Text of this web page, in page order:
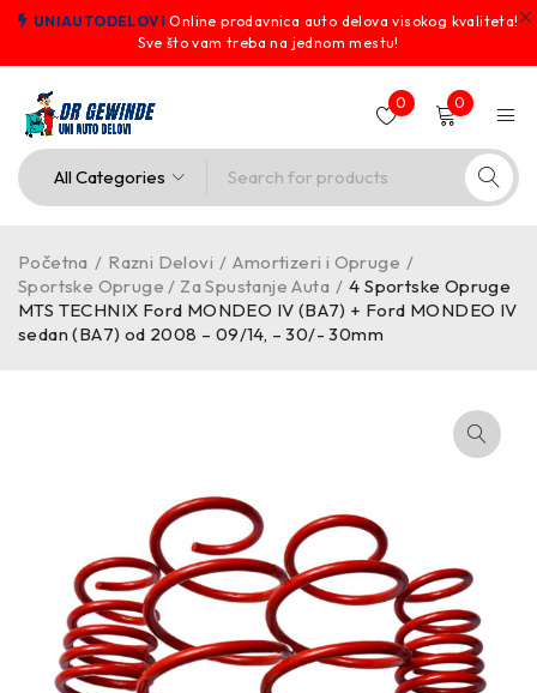
UNIAUTODELOVI Online prodavnica auto delova visokog kvaliteta!
Sve što vam treba na jednom mestu!
0 0
Početna / Razni Delovi / Amortizeri i Opruge /
Sportske Opruge / Za Spustanje Auta / 4 Sportske Opruge
MTS TECHNIX Ford MONDEO IV (BA7) + Ford MONDEO IV
sedan (BA7) od 2008 – 09/14, – 30/- 30mm